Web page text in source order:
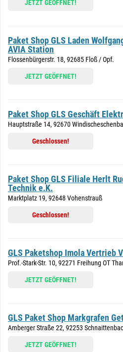
JETZT GEÖFFNET!
Paket Shop GLS Laden
AVIA Station
Flossenbürgerstr. 18, 92685 Floß / Opf.
JETZT GEÖFFNET!
Paket Shop GLS Geschäft
Hauptstraße 14, 92670
Geschlossen!
Paket Shop GLS Filiale Herlt
Technik e.K.
Marktplatz 19, 92648 Vohenstrauß
Geschlossen!
GLS Paketshop Imola Vertrieb
Prof.-Stark-Str. 10, 92271 Freihung OT
JETZT GEÖFFNET!
GLS Paket Shop Markgrafen
Amberger Straße 22, 92253
JETZT GEÖFFNET!